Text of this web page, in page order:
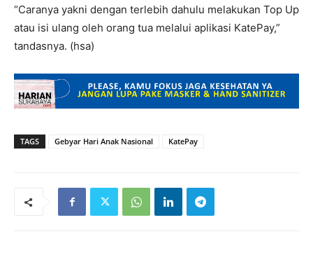
“Caranya yakni dengan terlebih dahulu melakukan Top Up
atau isi ulang oleh orang tua melalui aplikasi KatePay,”
tandasnya. (hsa)
TAGS Gebyar Hari Anak Nasional KatePay